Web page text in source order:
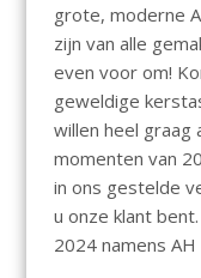
grote, moderne
zijn van alle
even voor om!
geweldige
willen heel graag
momenten van
in ons gestelde
u onze klant
2024 namens AH